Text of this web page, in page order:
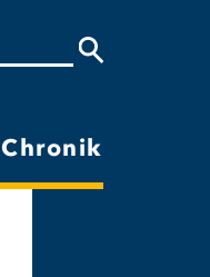
Chronik